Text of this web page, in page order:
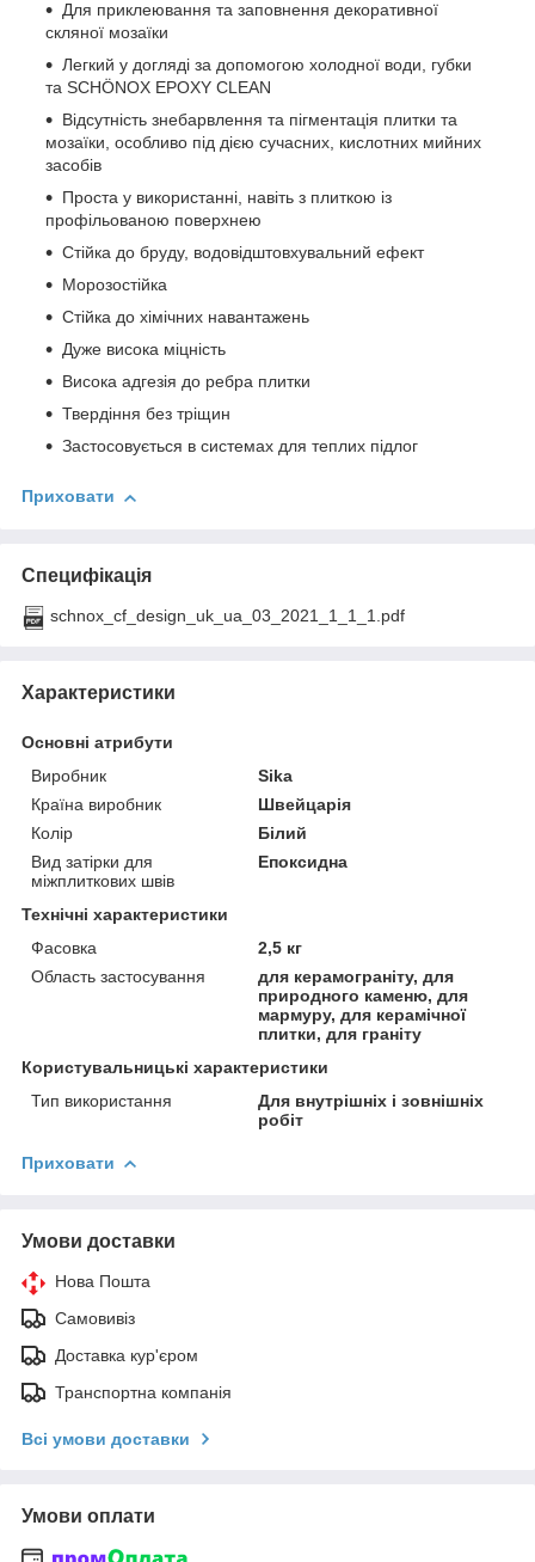
Для приклеювання та заповнення декоративної
скляної мозаїки
Легкий у догляді за допомогою холодної води, губки
та SCHÖNOX EPOXY CLEAN
Відсутність знебарвлення та пігментація плитки та
мозаїки, особливо під дією сучасних, кислотних мийних
засобів
Проста у використанні, навіть з плиткою із
профільованою поверхнею
Стійка до бруду, водовідштовхувальний ефект
Морозостійка
Стійка до хімічних навантажень
Дуже висока міцність
Висока адгезія до ребра плитки
Твердіння без тріщин
Застосовується в системах для теплих підлог
Приховати
Специфікація
schnox_cf_design_uk_ua_03_2021_1_1_1.pdf
Характеристики
Основні атрибути
Виробник
Sika
Країна виробник
Швейцарія
Колір
Білий
Вид затірки для
міжплиткових швів
Епоксидна
Технічні характеристики
Фасовка
2,5 кг
Область застосування
для керамограніту, для
природного каменю, для
мармуру, для керамічної
плитки, для граніту
Користувальницькі характеристики
Тип використання
Для внутрішніх і зовнішніх
робіт
Приховати
Умови доставки
Нова Пошта
Самовивіз
Доставка кур'єром
Транспортна компанія
Всі умови доставки
Умови оплати